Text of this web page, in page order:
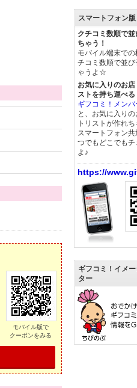
モバイル版で
クーポンをみる
スマートフォン版
クチコミ数順で並
ちゃう！
モバイル端末での
チコミ数順で並
ゃうよ☆
お気に入りのお店
ストを持ち運べる
ギフコミ！メン
と、お気に入り
トリストが作れち
スマートフォン
つでもどこでも
よ♪
https://
ギフコミ！イメ
ター